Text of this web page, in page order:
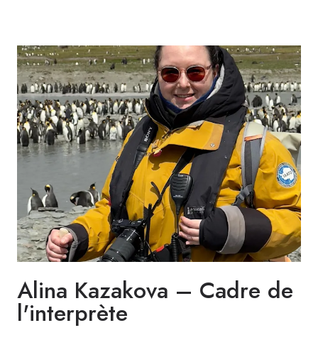
Alina Kazakova – Cadre de
l'interprète